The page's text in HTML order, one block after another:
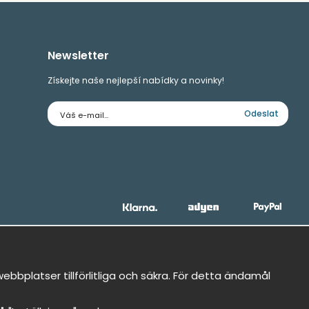
Newsletter
Získejte naše nejlepší nabídky a novinky!
E-
mailová
Odeslat
tillförlitliga och säkra. För detta ändamål